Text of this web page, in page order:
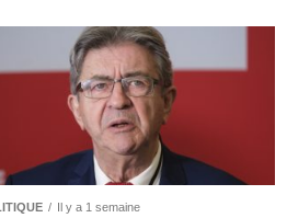
Il y a 1 semaine